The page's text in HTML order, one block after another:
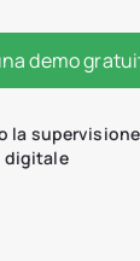
demo
la supervisione
digitale